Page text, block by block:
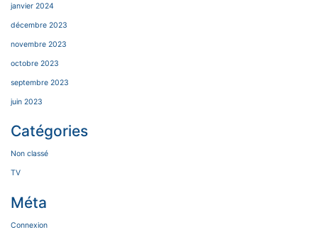
janvier 2024
décembre 2023
novembre 2023
octobre 2023
septembre 2023
juin 2023
Catégories
Non classé
TV
Méta
Connexion